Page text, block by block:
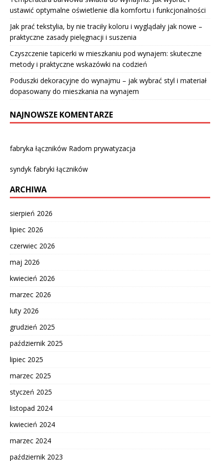
ustawić optymalne oświetlenie dla komfortu i funkcjonalności
Jak prać tekstylia, by nie traciły koloru i wyglądały jak nowe –
praktyczne zasady pielęgnacji i suszenia
Czyszczenie tapicerki w mieszkaniu pod wynajem: skuteczne
metody i praktyczne wskazówki na codzień
Poduszki dekoracyjne do wynajmu – jak wybrać styl i materiał
dopasowany do mieszkania na wynajem
NAJNOWSZE KOMENTARZE
fabryka łączników Radom prywatyzacja
syndyk fabryki łączników
ARCHIWA
sierpień 2026
lipiec 2026
czerwiec 2026
maj 2026
kwiecień 2026
marzec 2026
luty 2026
grudzień 2025
październik 2025
lipiec 2025
marzec 2025
styczeń 2025
listopad 2024
kwiecień 2024
marzec 2024
październik 2023